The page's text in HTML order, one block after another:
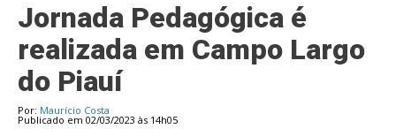
Jornada Pedagógica é
realizada em Campo Largo
do Piauí
Por: Maurício Costa
Publicado em 02/03/2023 às 14h05